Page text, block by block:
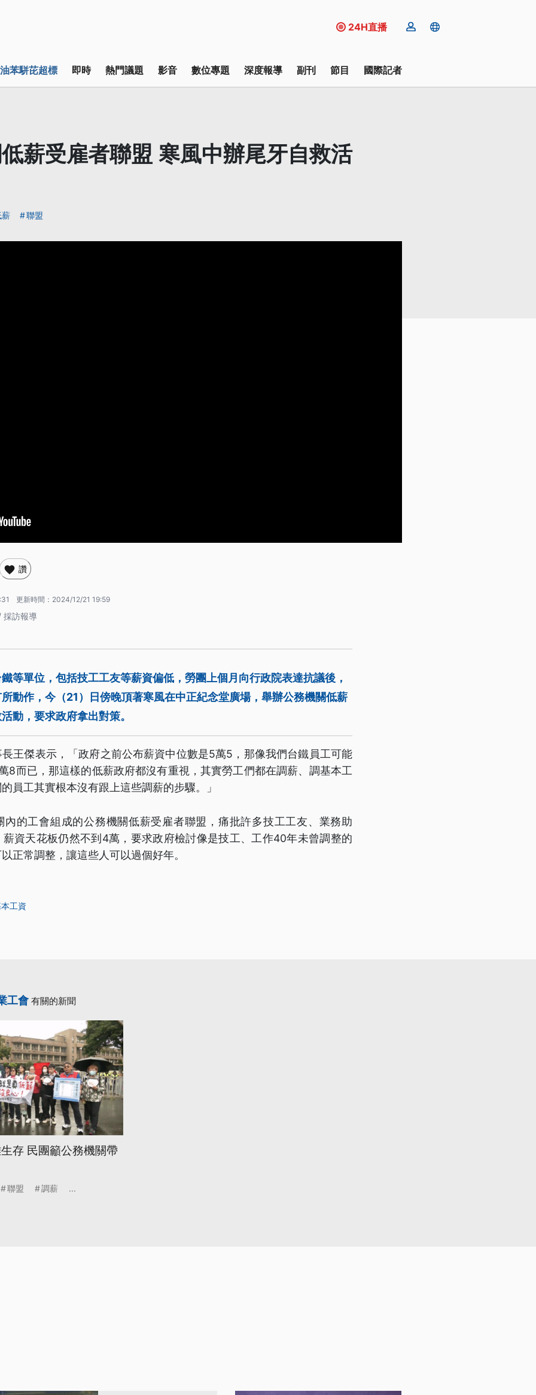
24H直播
苯駢芘超標 即時 熱門議題 影音 數位專題 深度報導 副刊 節目 國際記者
薪受雇者聯盟 寒風中辦尾牙自救活
薪 聯盟
讚
更新時間： 2024/12/21 19:59
採訪報導
等單位，包括技工工友等薪資偏低，勞團上個月向行政院表達抗議後，
動作，今（21）日傍晚頂著寒風在中正紀念堂廣場，舉辦公務機關低薪
動，要求政府拿出對策。
王傑表示，「政府之前公布薪資中位數是5萬5，那像我們台鐵員工可能
8而已，那這樣的低薪政府都沒有重視，其實勞工們都在調薪、調基本工
員工其實根本沒有跟上這些調薪的步驟。」
內的工會組成的公務機關低薪受雇者聯盟，痛批許多技工工友、業務助
資天花板仍然不到4萬，要求政府檢討像是技工、工作40年未曾調整的
正常調整，讓這些人可以過個好年。
工資
工會 有關的新聞
存 民團籲公務機關帶
聯盟 調薪 ...